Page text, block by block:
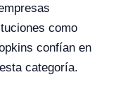
como
confían en
categoría.